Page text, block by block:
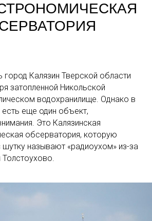
Калязин Тверской области
затопленной Никольской
водохранилище. Однако в
есть еще один объект,
Это Калязинская
обсерватория, которую
называют «радиоухом» из-за
Толстоухово.